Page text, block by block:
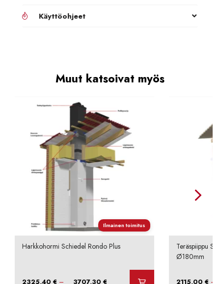
Käyttöohjeet
Muut katsoivat myös
Ilmainen toimitus
Harkkohormi Schiedel Rondo Plus
2325,40€ – 3707,30€ Hintaluokka:
Teräspiippu
Ø180mm
2115,00 € –